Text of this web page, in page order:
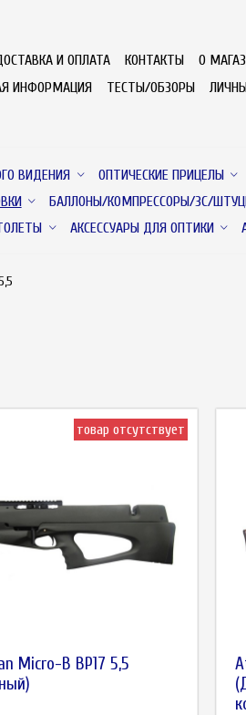
И ОПЛАТА КОНТАКТЫ
О
ИНФОРМАЦИЯ
ТЕСТЫ/ОБЗОРЫ
ВИДЕНИЯ ОПТИЧЕСКИЕ ПРИЦЕЛЫ
БАЛЛОНЫ/КОМПРЕССОРЫ/ЗС/
АКСЕССУАРЫ ДЛЯ ОПТИКИ
товар отсутствует
Micro-B BP17 5,5